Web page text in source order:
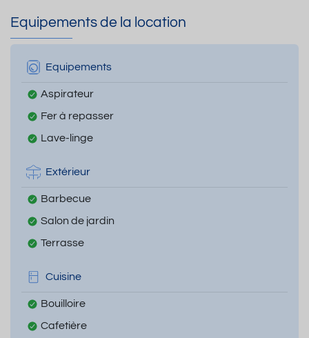
Equipements de la location
Equipements
Aspirateur
Fer à repasser
Lave-linge
Extérieur
Barbecue
Salon de jardin
Terrasse
Cuisine
Bouilloire
Cafetière